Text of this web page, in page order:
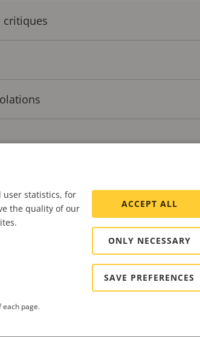
critiques
user statistics, for
the quality of our
each page.
ACCEPT ALL
ONLY NECESSARY
SAVE PREFERENCES